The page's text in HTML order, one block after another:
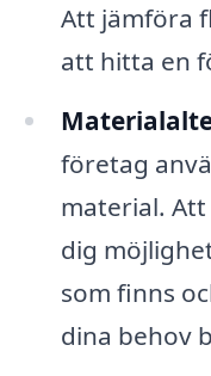
Att jämföra
att hitta en
företag
material.
dig
som finns
dina behov